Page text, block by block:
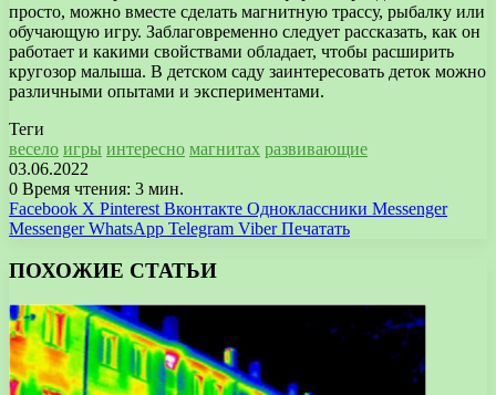
просто, можно вместе сделать магнитную трассу, рыбалку или
обучающую игру. Заблаговременно следует рассказать, как он
работает и какими свойствами обладает, чтобы расширить
кругозор малыша. В детском саду заинтересовать деток можно
различными опытами и экспериментами.
Теги
весело игры интересно магнитах развивающие
03.06.2022
0 Время чтения: 3 мин.
Facebook X Pinterest Вконтакте Одноклассники Messenger
Messenger WhatsApp Telegram Viber Печатать
ПОХОЖИЕ СТАТЬИ